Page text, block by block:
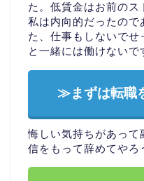
た。低賃金はお前のス
私は内向的だったので
た、仕事もしないで
と一緒には働けないで
≫まずは転職
悔しい気持ちがあって
信をもって辞めてやろ